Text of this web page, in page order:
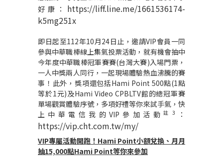
好康： https://liff.line.me/1661536174-
k5mg251x
即日起至112年10月24日止，邀請VIP會員一同
參與中華職棒線上集氣投票活動，就有機會抽中
今年度中華職棒冠軍賽賽(台灣大賽)入場門票，
一人中獎兩人同行，一起現場體驗熱血沸騰的賽
事！此外，獎項還包括Hami Point 500點(1點
等於1元)及Hami Video CPBLTV館的總冠軍賽
單場觀賞體驗序號，多項好禮等你來試手氣，快
上中華電信我的 VIP 參加活動註 3 ：
https://vip.cht.com.tw/my/
VIP專屬活動開跑！ Hami Point小額兌換、月月
抽15,000點Hami Point等你來參加